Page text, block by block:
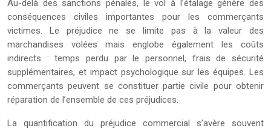
Au-delà des sanctions pénales, le vol à l’étalage génère des
conséquences civiles importantes pour les commerçants
victimes. Le préjudice ne se limite pas à la valeur des
marchandises volées mais englobe également les coûts
indirects : temps perdu par le personnel, frais de sécurité
supplémentaires, et impact psychologique sur les équipes. Les
commerçants peuvent se constituer partie civile pour obtenir
réparation de l’ensemble de ces préjudices.
La quantification du préjudice commercial s’avère souvent